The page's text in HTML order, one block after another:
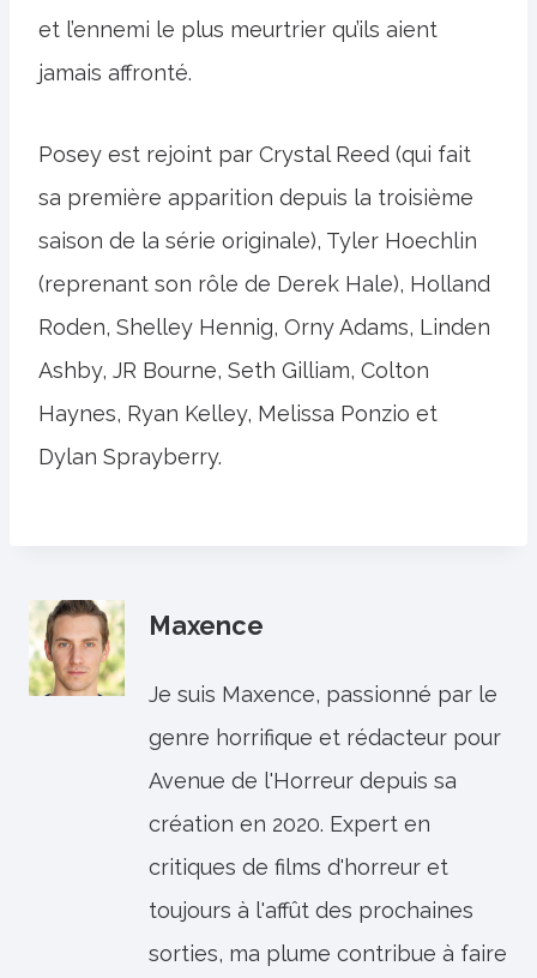
et l’ennemi le plus meurtrier qu’ils aient
jamais affronté.
Posey est rejoint par Crystal Reed (qui fait
sa première apparition depuis la troisième
saison de la série originale), Tyler Hoechlin
(reprenant son rôle de Derek Hale), Holland
Roden, Shelley Hennig, Orny Adams, Linden
Ashby, JR Bourne, Seth Gilliam, Colton
Haynes, Ryan Kelley, Melissa Ponzio et
Dylan Sprayberry.
Maxence
Je suis Maxence, passionné par le
genre horrifique et rédacteur pour
Avenue de l'Horreur depuis sa
création en 2020. Expert en
critiques de films d'horreur et
toujours à l'affût des prochaines
sorties, ma plume contribue à faire